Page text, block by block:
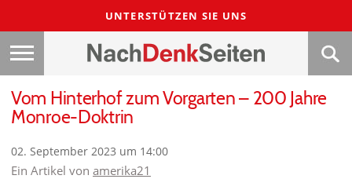
UNTERSTÜTZEN SIE UNS
Vom Hinterhof zum Vorgarten – 200 Jahre
Monroe-Doktrin
02. September 2023 um 14:00
Ein Artikel von amerika21